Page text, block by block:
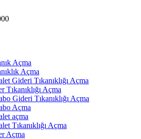
Açma
Açma
Gideri Tıkanıklığı Açma
Tıkanıklığı Açma
Gideri Tıkanıklığı Açma
Açma
açma
Tıkanıklığı Açma
Açma